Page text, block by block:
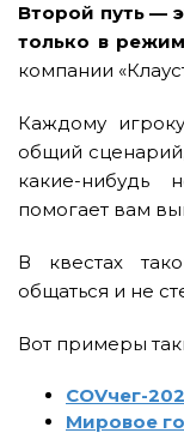
Второй путь —
только в
компании
Каждому
общий
какие-
помогает вам
В квестах
общаться и не
Вот примеры
COVчег-
Мировое